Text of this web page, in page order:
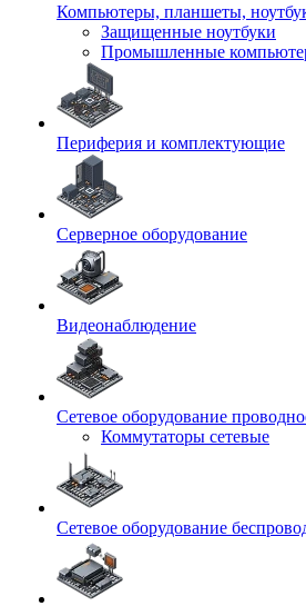
Компьютеры, планшеты,
Защищенные ноутбуки
Промышленные
Периферия и комплектующие
Серверное оборудование
Видеонаблюдение
Сетевое оборудование
Коммутаторы сетевые
Сетевое оборудование